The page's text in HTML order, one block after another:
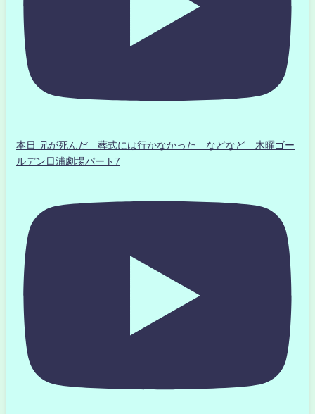
本日 兄が死んだ 葬式には行かなかった などなど 木曜ゴー
ルデン日浦劇場パート7